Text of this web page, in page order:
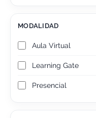
MODALIDAD
Aula Virtual
Learning Gate
Presencial